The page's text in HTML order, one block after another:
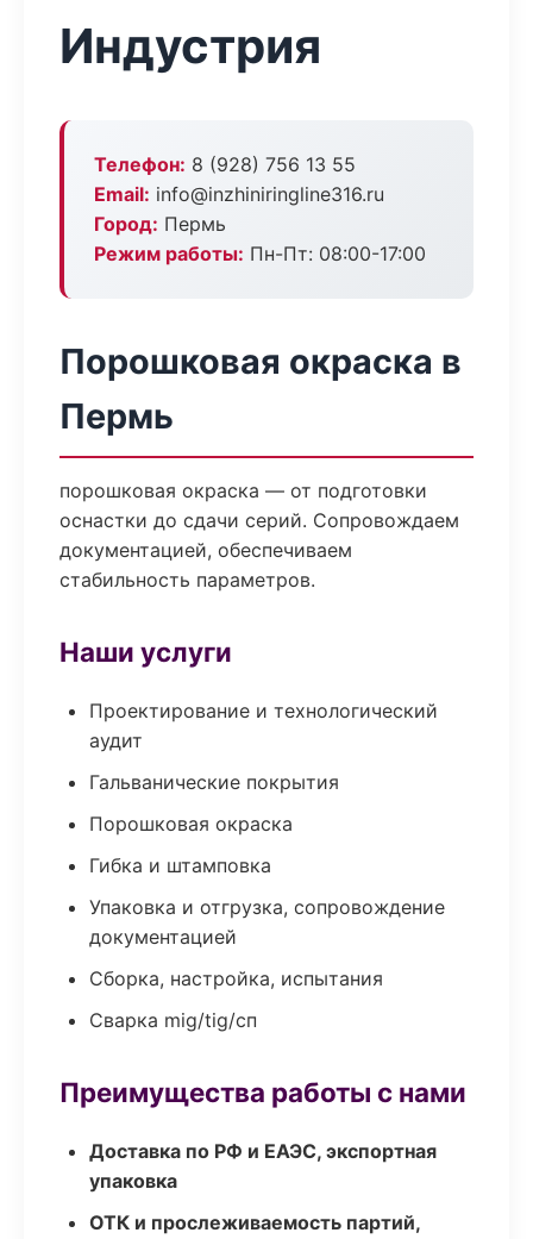
Индустрия
Телефон: 8 (928) 756 13 55
Email: info@inzhiniringline316.ru
Город: Пермь
Режим работы: Пн-Пт: 08:00-17:00
Порошковая окраска в
Пермь
порошковая окраска — от подготовки
оснастки до сдачи серий. Сопровождаем
документацией, обеспечиваем
стабильность параметров.
Наши услуги
Проектирование и технологический
аудит
Гальванические покрытия
Порошковая окраска
Гибка и штамповка
Упаковка и отгрузка, сопровождение
документацией
Сборка, настройка, испытания
Сварка mig/tig/сп
Преимущества работы с нами
Доставка по РФ и ЕАЭС, экспортная
упаковка
ОТК и прослеживаемость партий,